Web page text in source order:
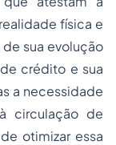
física e
sua evolução
crédito e sua
a necessidade
circulação de
otimizar essa